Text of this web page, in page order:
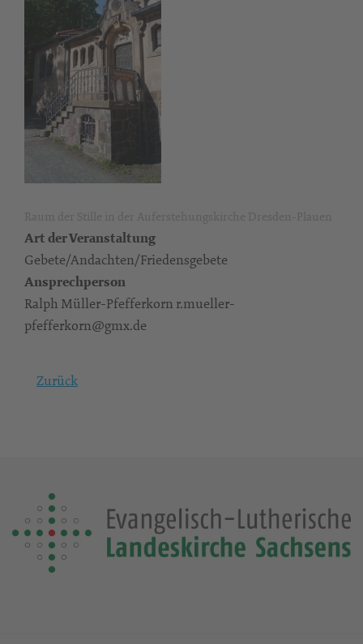
Art der Veranstaltung
Gebete/Andachten/Friedensgebete
Ansprechperson
Ralph Müller-Pfefferkorn r.mueller-
pfefferkorn@gmx.de
Zurück